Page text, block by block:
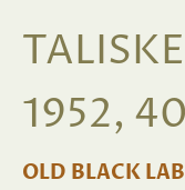
1952,
OLD BLACK